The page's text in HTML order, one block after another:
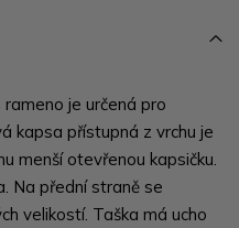
je určená pro
kapsa přístupná z vrchu je
menší otevřenou kapsičku.
Na přední straně se
velikostí. Taška má ucho